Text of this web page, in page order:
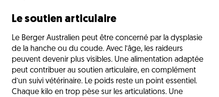
Le soutien articulaire
Le Berger Australien peut être concerné par la dysplasie
de la hanche ou du coude. Avec l’âge, les raideurs
peuvent devenir plus visibles. Une alimentation adaptée
peut contribuer au soutien articulaire, en complément
d’un suivi vétérinaire. Le poids reste un point essentiel.
Chaque kilo en trop pèse sur les articulations. Une